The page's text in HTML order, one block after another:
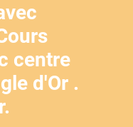
centre
d'Or .